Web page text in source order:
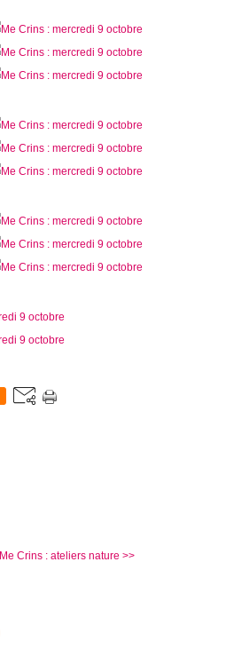
Me Crins : ateliers nature >>